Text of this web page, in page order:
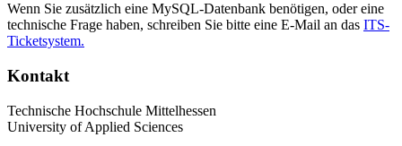
Wenn Sie zusätzlich eine MySQL-Datenbank benötigen, oder eine
technische Frage haben, schreiben Sie bitte eine E-Mail an das ITS-
Ticketsystem.
Kontakt
Technische Hochschule Mittelhessen
University of Applied Sciences